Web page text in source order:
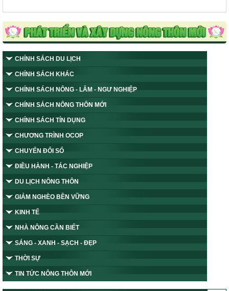
CHÍNH SÁCH DU LỊCH
CHÍNH SÁCH KHÁC
CHÍNH SÁCH NÔNG - LÂM - NGƯ NGHIỆP
CHÍNH SÁCH NÔNG THÔN MỚI
CHÍNH SÁCH TÍN DỤNG
CHƯƠNG TRÌNH OCOP
CHUYỂN ĐỔI SỐ
ĐIỀU HÀNH - TÁC NGHIỆP
DU LỊCH NÔNG THÔN
GIẢM NGHÈO BỀN VỮNG
KINH TẾ
NHÀ NÔNG CẦN BIẾT
SÁNG - XANH - SẠCH - ĐẸP
THỜI SỰ
TIN TỨC NÔNG THÔN MỚI